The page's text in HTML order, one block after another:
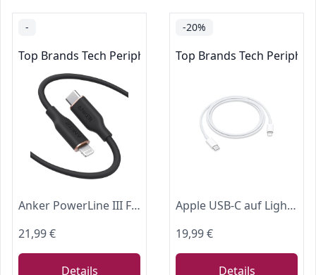
-
Top Brands Tech Peripherals
Anker PowerLine III Flow USB C Lightning Kabel Silikagel MFi [1,8m]
21,99 €
Details
-20%
Top Brands Tech
Apple USB‑C auf Lightning Kabel (1 m)
19,99 €
Details